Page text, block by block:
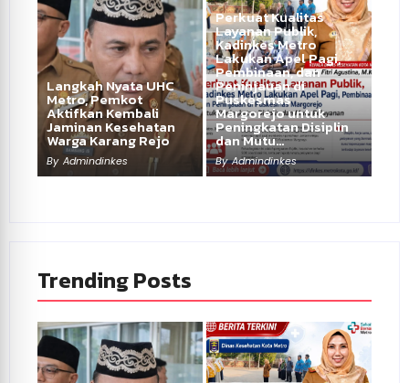
Langkah Nyata UHC
Metro, Pemkot
Aktifkan Kembali
Jaminan Kesehatan
Warga Karang Rejo
By Admindinkes
Perkuat Kualitas
Layanan Publik,
Kadinkes Metro
Lakukan Apel Pagi,
Pembinaan, dan
Peninjauan di
Puskesmas
Margorejo untuk
Peningkatan Disiplin
dan Mutu…
By Admindinkes
Trending Posts